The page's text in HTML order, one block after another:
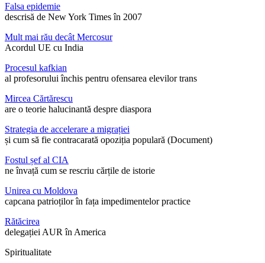
Falsa epidemie
descrisă de New York Times în 2007
Mult mai rău decât Mercosur
Acordul UE cu India
Procesul kafkian
al profesorului închis pentru ofensarea elevilor trans
Mircea Cărtărescu
are o teorie halucinantă despre diaspora
Strategia de accelerare a migrației
și cum să fie contracarată opoziția populară (Document)
Fostul șef al CIA
ne învață cum se rescriu cărțile de istorie
Unirea cu Moldova
capcana patrioților în fața impedimentelor practice
Rătăcirea
delegației AUR în America
Spiritualitate